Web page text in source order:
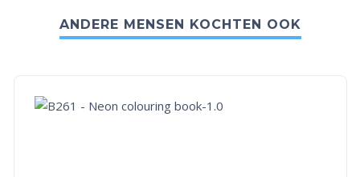
ANDERE MENSEN KOCHTEN OOK